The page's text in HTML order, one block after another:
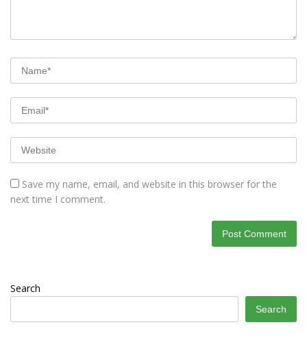
Save my name, email, and website in this browser for the
next time I comment.
Search
Search